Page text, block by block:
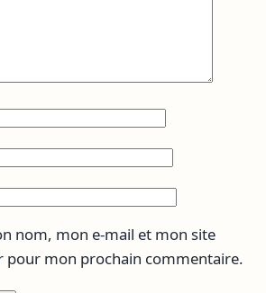
nom, mon e-mail et mon site
pour mon prochain commentaire.